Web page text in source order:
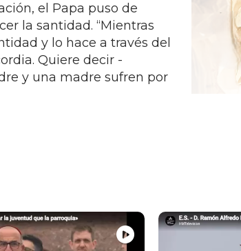
el Papa puso de
la santidad. “Mientras
y lo hace a través del
Quiere decir -
y una madre sufren por